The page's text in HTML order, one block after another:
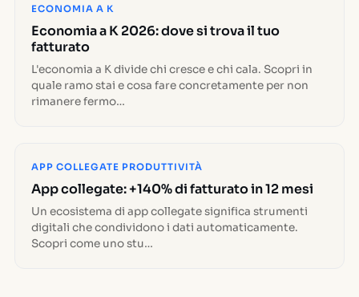
ECONOMIA A K
Economia a K 2026: dove si trova il tuo
fatturato
L'economia a K divide chi cresce e chi cala. Scopri in
quale ramo stai e cosa fare concretamente per non
rimanere fermo…
APP COLLEGATE PRODUTTIVITÀ
App collegate: +140% di fatturato in 12 mesi
Un ecosistema di app collegate significa strumenti
digitali che condividono i dati automaticamente.
Scopri come uno stu…